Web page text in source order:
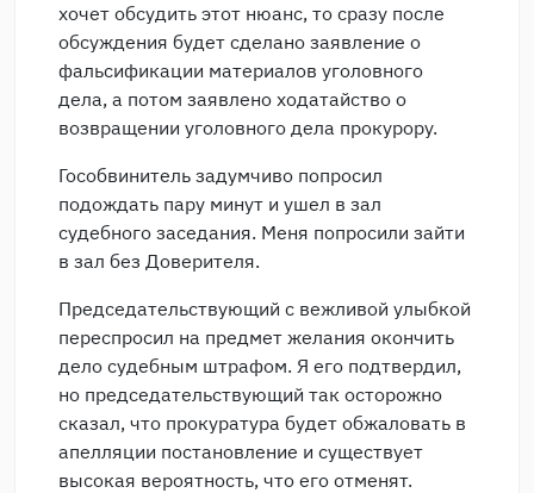
хочет обсудить этот нюанс, то сразу после
обсуждения будет сделано заявление о
фальсификации материалов уголовного
дела, а потом заявлено ходатайство о
возвращении уголовного дела прокурору.
Гособвинитель задумчиво попросил
подождать пару минут и ушел в зал
судебного заседания. Меня попросили зайти
в зал без Доверителя.
Председательствующий с вежливой улыбкой
переспросил на предмет желания окончить
дело судебным штрафом. Я его подтвердил,
но председательствующий так осторожно
сказал, что прокуратура будет обжаловать в
апелляции постановление и существует
высокая вероятность, что его отменят.